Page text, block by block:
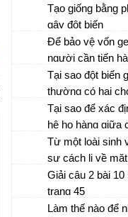
tạm thời
loài chuối khác
Tạo giống bằng
gây đột biến
Để bảo vệ vốn
người cần tiến
biện pháp gì?
Tại sao đột biến
thường có hại
vật nhưng vẫn
trọng trong quá
Sinh học 12
Tại sao để xác
hệ họ hàng giữa
các đặc điểm
người ta lại hay
cơ quan thoái
Từ một loài sinh
sự cách li về
hình thành nên
nhau được
Giải câu 2 bài 10
trang 45
Làm thế nào để